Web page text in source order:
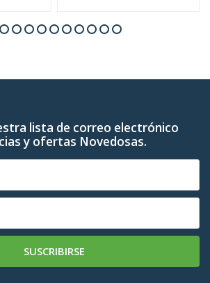
lista de correo electrónico
y ofertas Novedosas.
SUSCRIBIRSE